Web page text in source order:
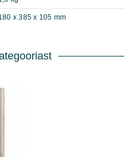
x 385 x 105 mm